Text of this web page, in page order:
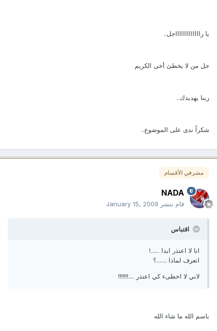
يا راااااااااااااجل..
جل من لا يخطئ أخى الكريم
ربنا يهديدك..
شكراً ندى على الموضوع..
مشرفي الأقسام
NADA
قام بنشر January 15, 2009
اقتباس
انا لا اعتذر ابدا ......!
اتعرف لماذا .......؟
لاني لا اخطىء كي اعتذر ....!!!!!!!
باسم الله ما شاء الله